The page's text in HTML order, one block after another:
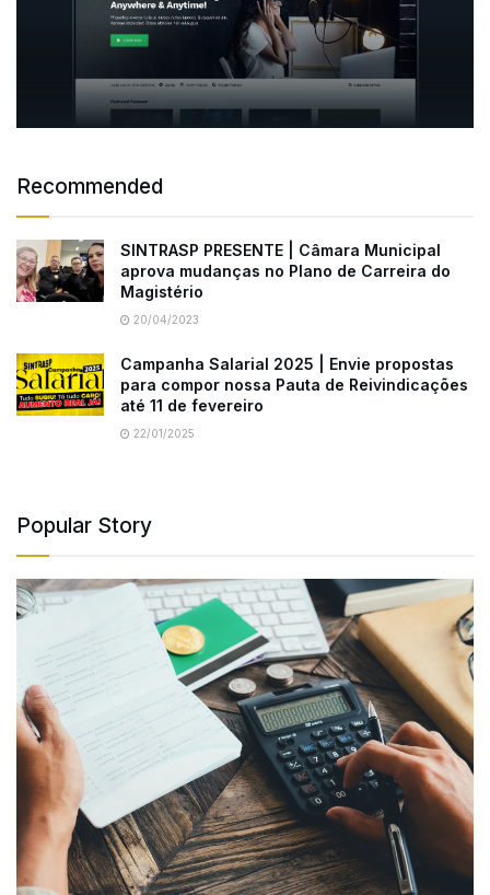
Recommended
SINTRASP PRESENTE | Câmara Municipal
aprova mudanças no Plano de Carreira do
Magistério
20/04/2023
Campanha Salarial 2025 | Envie propostas
para compor nossa Pauta de Reivindicações
até 11 de fevereiro
22/01/2025
Popular Story